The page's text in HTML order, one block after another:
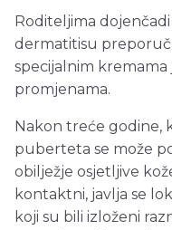
Roditeljima
dermatitisu
specijalnim kremama
promjenama.
Nakon treće godine,
puberteta se može
obilježje osjetljive
kontaktni, javlja se
koji su bili izloženi